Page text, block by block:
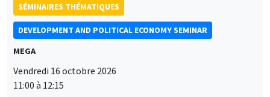
SÉMINAIRES THÉMATIQUES
DEVELOPMENT AND POLITICAL ECONOMY SEMINAR
MEGA
Vendredi 16 octobre 2026
11:00 à 12:15